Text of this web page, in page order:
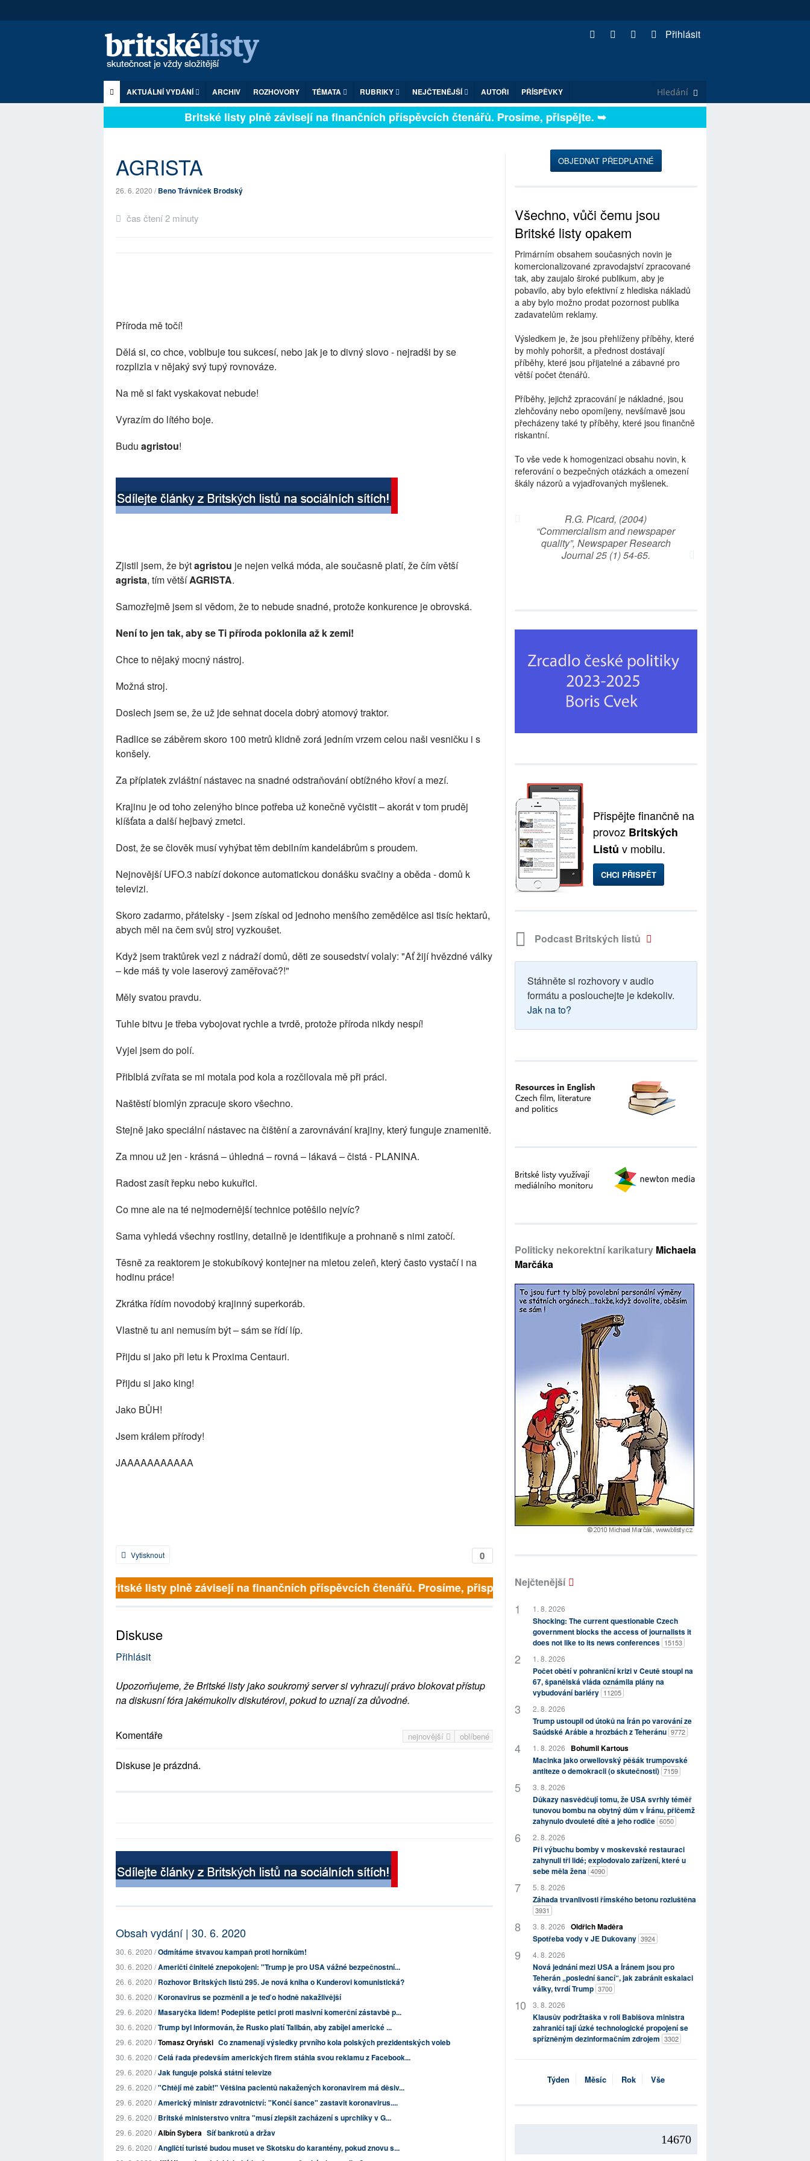
Přihlásit
AKTUÁLNÍ VYDÁNÍ ARCHIV ROZHOVORY TÉMATA RUBRIKY NEJČTENĚJŠÍ AUTOŘI PŘÍSPĚVKY
Britské listy plně závisejí na finančních příspěvcích čtenářů. Prosíme, přispějte. ➥
AGRISTA
26. 6. 2020 /Beno Trávníček Brodský
čas čtení 2 minuty
Příroda mě točí!
Dělá si, co chce, voblbuje tou sukcesí, nebo jak je to divný slovo - nejradši by se
rozplizla v nějaký svý tupý rovnováze.
Na mě si fakt vyskakovat nebude!
Vyrazím do lítého boje.
Budu agristou!
Zjistil jsem, že býtagristou je nejen velká móda, ale současně platí, že čím větší
agrista, tím většíAGRISTA.
Samozřejmě jsem si vědom, že to nebude snadné, protože konkurence je obrovská.
Není to jen tak, aby se Ti příroda poklonila až k zemi!
Chce to nějaký mocný nástroj.
Možná stroj.
Doslech jsem se, že už jde sehnat docela dobrý atomový traktor.
Radlice se záběrem skoro 100 metrů klidně zorá jedním vrzem celou naši vesničku i s
konšely.
Za příplatek zvláštní nástavec na snadné odstraňování obtížného křoví a mezí.
Krajinu je od toho zelenýho bince potřeba už konečně vyčistit – akorát v tom pruděj
klíšťata a další hejbavý zmetci.
Dost, že se člověk musí vyhýbat těm debilním kandelábrům s proudem.
Nejnovější UFO.3 nabízí dokonce automatickou donášku svačiny a oběda - domů k
televizi.
Skoro zadarmo, přátelsky - jsem získal od jednoho menšího zemědělce asi tisíc hektarů,
abych měl na čem svůj stroj vyzkoušet.
Když jsem traktůrek vezl z nádraží domů, děti ze sousedství volaly: "Ať žijí hvězdné války
– kde máš ty vole laserový zaměřovač?!"
Měly svatou pravdu.
Tuhle bitvu je třeba vybojovat rychle a tvrdě, protože příroda nikdy nespí!
Vyjel jsem do polí.
Přiblblá zvířata se mi motala pod kola a rozčilovala mě při práci.
Naštěstí biomlýn zpracuje skoro všechno.
Stejně jako speciální nástavec na čištění a zarovnávání krajiny, který funguje znamenitě.
Za mnou už jen - krásná – úhledná – rovná – lákavá – čistá - PLANINA.
Radost zasít řepku nebo kukuřici.
Co mne ale na té nejmodernější technice potěšilo nejvíc?
Sama vyhledá všechny rostliny, detailně je identifikuje a prohnaně s nimi zatočí.
Těsně za reaktorem je stokubíkový kontejner na mletou zeleň, který často vystačí i na
hodinu práce!
Zkrátka řídím novodobý krajinný superkoráb.
Vlastně tu ani nemusím být – sám se řídí líp.
Přijdu si jako při letu k Proxima Centauri.
Přijdu si jako king!
Jako BŮH!
Jsem králem přírody!
JAAAAAAAAAAA
0
Vytisknout
Britské listy plně závisejí na finančních příspěvcích čtenářů. Prosíme, přispějte. ➥
Diskuse
Přihlásit
Upozorňujeme, že Britské listy jako soukromý server si vyhrazují právo blokovat přístup
na diskusní fóra jakémukoliv diskutérovi, pokud to uznají za důvodné.
nejnovější oblíbené
Komentáře
Diskuse je prázdná.
Obsah vydání | 30. 6. 2020
30. 6. 2020 /Odmítáme štvavou kampaň proti horníkům!
30. 6. 2020 /Američtí činitelé znepokojeni: "Trump je pro USA vážné bezpečnostní...
26. 6. 2020 /Rozhovor Britských listů 295. Je nová kniha o Kunderovi komunistická?
30. 6. 2020 /Koronavirus se pozměnil a je teď o hodně nakažlivější
29. 6. 2020 /Masaryčka lidem! Podepište petici proti masivní komerční zástavbě p...
30. 6. 2020 /Trump byl informován, že Rusko platí Talibán, aby zabíjel americké ...
29. 6. 2020 /Tomasz Oryński Co znamenají výsledky prvního kola polských prezidentských voleb
30. 6. 2020 /Celá řada především amerických firem stáhla svou reklamu z Facebook...
29. 6. 2020 /Jak funguje polská státní televize
29. 6. 2020 /"Chtějí mě zabít!" Většina pacientů nakažených koronavirem má děsiv...
29. 6. 2020 /Americký ministr zdravotnictví: "Končí šance" zastavit koronavirus....
29. 6. 2020 /Britské ministerstvo vnitra "musí zlepšit zacházení s uprchlíky v G...
29. 6. 2020 /Albín Sybera Síť bankrotů a držav
29. 6. 2020 /Angličtí turisté budou muset ve Skotsku do karantény, pokud znovu s...
OBJEDNAT PŘEDPLATNÉ
Všechno, vůči čemu jsou
Britské listy opakem
Primárním obsahem současných novin je
komercionalizované zpravodajství zpracované
tak, aby zaujalo široké publikum, aby je
pobavilo, aby bylo efektivní z hlediska nákladů
a aby bylo možno prodat pozornost publika
zadavatelům reklamy.
Výsledkem je, že jsou přehlíženy příběhy, které
by mohly pohoršit, a přednost dostávají
příběhy, které jsou přijatelné a zábavné pro
větší počet čtenářů.
Příběhy, jejichž zpracování je nákladné, jsou
zlehčovány nebo opomíjeny, nevšímavě jsou
přecházeny také ty příběhy, které jsou finančně
riskantní.
To vše vede k homogenizaci obsahu novin, k
referování o bezpečných otázkách a omezení
škály názorů a vyjadřovaných myšlenek.
R.G. Picard, (2004)
“Commercialism and newspaper
quality”, Newspaper Research
Journal 25 (1) 54-65.
Přispějte finančně na
provoz Britských
Listů v mobilu.
CHCI PŘISPĚT
Podcast Britských listů
Stáhněte si rozhovory v audio
formátu a poslouchejte je kdekoliv.
Jak na to?
Politicky nekorektní karikatury Michaela
Marčáka
Nejčtenější
1. 8. 2026
Shocking: The current questionable Czech
government blocks the access of journalists it
does not like to its news conferences 15153
1. 8. 2026
Počet obětí v pohraniční krizi v Ceutě stoupl na
67, španělská vláda oznámila plány na
vybudování bariéry 11205
2. 8. 2026
Trump ustoupil od útoků na Írán po varování ze
Saúdské Arábie a hrozbách z Teheránu 9772
1. 8. 2026
Bohumil Kartous
Macinka jako orwellovský pěšák trumpovské
antiteze o demokracii (o skutečnosti) 7159
3. 8. 2026
Důkazy nasvědčují tomu, že USA svrhly téměř
tunovou bombu na obytný dům v Íránu, přičemž
zahynulo dvouleté dítě a jeho rodiče 6050
2. 8. 2026
Při výbuchu bomby v moskevské restauraci
zahynuli tři lidé; explodovalo zařízení, které u
sebe měla žena 4090
5. 8. 2026
Záhada trvanlivosti římského betonu rozluštěna
3931
3. 8. 2026 Oldřich Maděra
Spotřeba vody v JE Dukovany 3924
4. 8. 2026
Nová jednání mezi USA a Íránem jsou pro
Teherán „poslední šancí“, jak zabránit eskalaci
války, tvrdí Trump 3700
3. 8. 2026
Klausův podržtaška v roli Babišova ministra
zahraničí tají úzké technologické propojení se
spřízněným dezinformačním zdrojem 3302
Týden Měsíc Rok Vše
14670